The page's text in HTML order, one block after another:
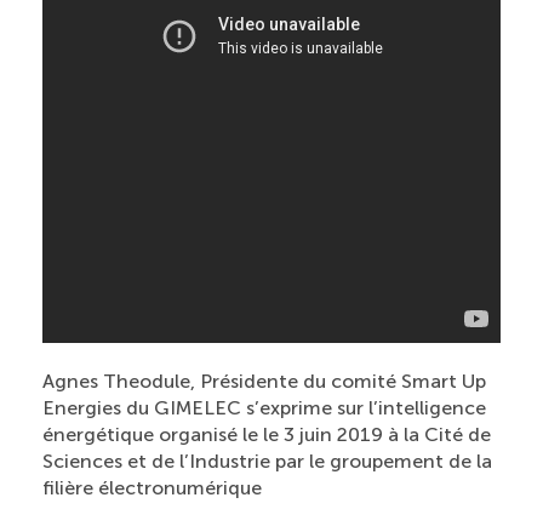
Agnes Theodule, Présidente du comité Smart Up
Energies du GIMELEC s’exprime sur l’intelligence
énergétique organisé le le 3 juin 2019 à la Cité de
Sciences et de l’Industrie par le groupement de la
filière électronumérique